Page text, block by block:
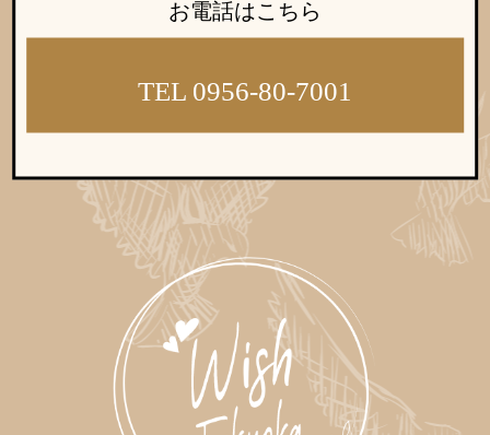
特定商取引法の表記につい
お電話はこちら
TEL 0956-80-7001